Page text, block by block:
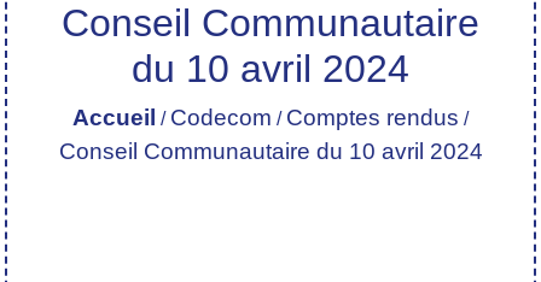
Conseil Communautaire
du 10 avril 2024
Accueil / Codecom / Comptes rendus /
Conseil Communautaire du 10 avril 2024